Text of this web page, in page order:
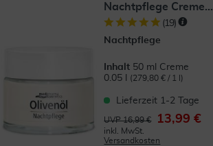
Nachtpflege Creme...
(19)
Nachtpflege
Inhalt 50 ml Creme
0.05 l
(279,80 € / 1 l)
Lieferzeit 1-2 Tage
UVP 16,99 € 13,99 €
inkl. MwSt.
Versandkosten